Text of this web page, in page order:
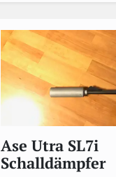
Ase Utra SL7i
Schalldämpfer